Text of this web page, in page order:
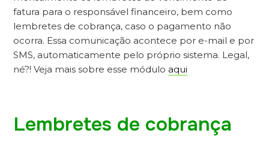
fatura para o responsável financeiro, bem como
lembretes de cobrança, caso o pagamento não
ocorra. Essa comunicação acontece por e-mail e por
SMS, automaticamente pelo próprio sistema. Legal,
né?! Veja mais sobre esse módulo aqui
Lembretes de cobrança